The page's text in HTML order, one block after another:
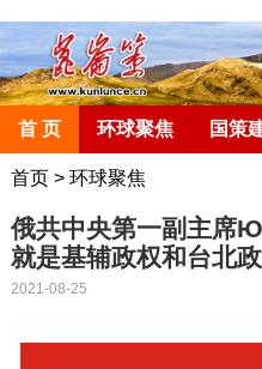
首 页 环球聚焦 国策
首页> 环球聚焦
俄共中央第一副主席
就是基辅政权和台北
2021-08-25